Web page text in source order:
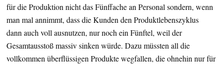
für die Produktion nicht das Fünffache an Personal sondern, wenn
man mal annimmt, dass die Kunden den Produktlebenszyklus
dann auch voll ausnutzen, nur noch ein Fünftel, weil der
Gesamtausstoß massiv sinken würde. Dazu müssten all die
vollkommen überflüssigen Produkte wegfallen, die ohnehin nur für